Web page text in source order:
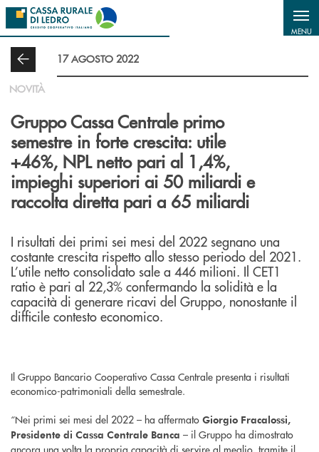
Salta al contenuto principale
MENU
17 AGOSTO 2022
NOVITÀ
Gruppo Cassa Centrale primo
semestre in forte crescita: utile
+46%, NPL netto pari al 1,4%,
impieghi superiori ai 50 miliardi e
raccolta diretta pari a 65 miliardi
I risultati dei primi sei mesi del 2022 segnano una
costante crescita rispetto allo stesso periodo del 2021.
L’utile netto consolidato sale a 446 milioni. Il CET1
ratio è pari al 22,3% confermando la solidità e la
capacità di generare ricavi del Gruppo, nonostante il
difficile contesto economico.
Il Gruppo Bancario Cooperativo Cassa Centrale presenta i risultati
economico-patrimoniali della semestrale.
“Nei primi sei mesi del 2022 – ha affermato Giorgio Fracalossi,
Presidente di Cassa Centrale Banca – il Gruppo ha dimostrato